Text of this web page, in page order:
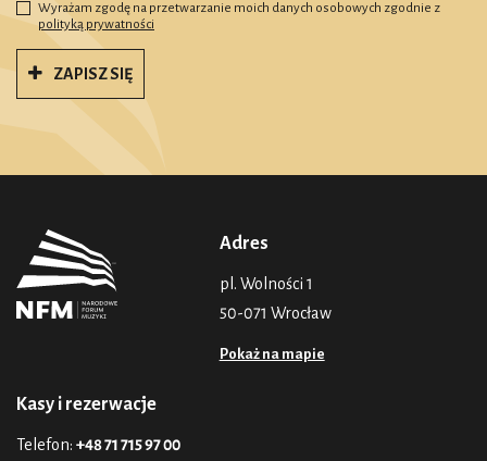
Wyrażam zgodę na przetwarzanie moich danych osobowych zgodnie z
polityką prywatności
ZAPISZ SIĘ
Adres
pl. Wolności 1
50-071 Wrocław
Pokaż na mapie
Kasy i rezerwacje
Telefon: +48 71 715 97 00